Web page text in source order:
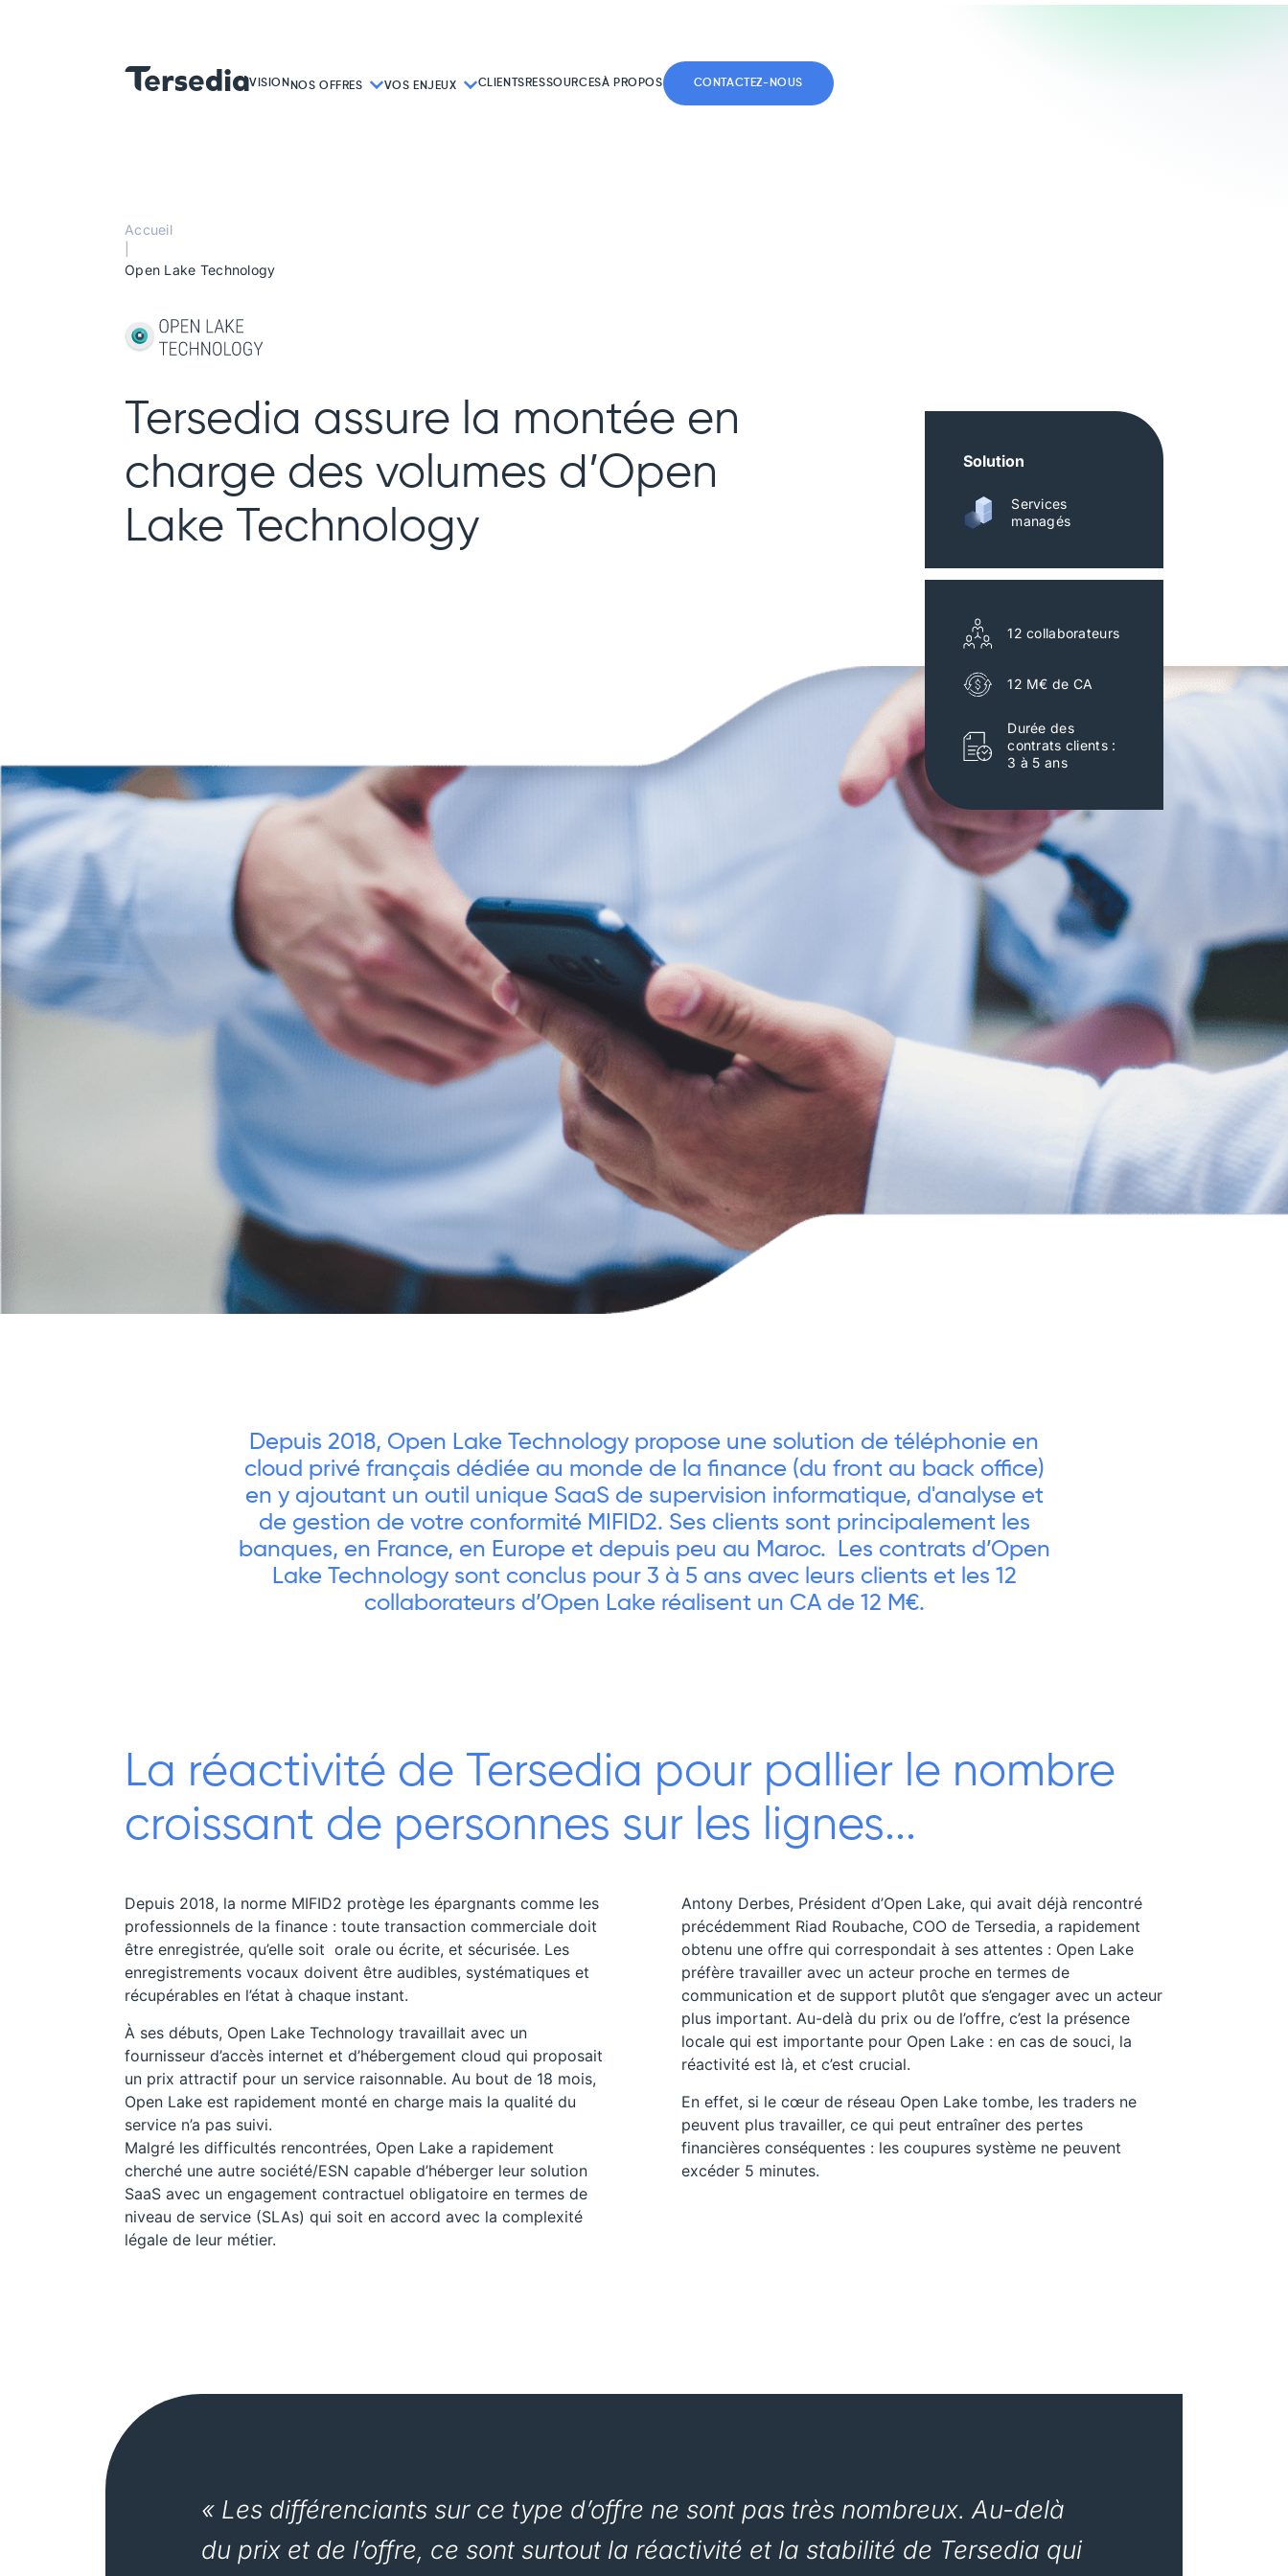
VISION NOS OFFRES VOS ENJEUX CLIENTS RESSOURCESÀ PROPOS CONTACTEZ-NOUS
Accueil
Open Lake Technology
Tersedia assure la montée en
charge des volumes d’Open
Lake Technology
Solution
Services
managés
12 collaborateurs
12 M€ de CA
Durée des
contrats clients :
3 à 5 ans
Depuis 2018, Open Lake Technology propose une solution de téléphonie en
cloud privé français dédiée au monde de la finance (du front au back office)
en y ajoutant un outil unique SaaS de supervision informatique, d'analyse et
de gestion de votre conformité MIFID2. Ses clients sont principalement les
banques, en France, en Europe et depuis peu au Maroc. Les contrats d’Open
Lake Technology sont conclus pour 3 à 5 ans avec leurs clients et les 12
collaborateurs d’Open Lake réalisent un CA de 12 M€.
La réactivité de Tersedia pour pallier le nombre
croissant de personnes sur les lignes...
Depuis 2018, la norme MIFID2 protège les épargnants comme les
professionnels de la finance : toute transaction commerciale doit
être enregistrée, qu’elle soit orale ou écrite, et sécurisée. Les
enregistrements vocaux doivent être audibles, systématiques et
récupérables en l’état à chaque instant.
À ses débuts, Open Lake Technology travaillait avec un
fournisseur d’accès internet et d’hébergement cloud qui proposait
un prix attractif pour un service raisonnable. Au bout de 18 mois,
Open Lake est rapidement monté en charge mais la qualité du
service n’a pas suivi.
Malgré les difficultés rencontrées, Open Lake a rapidement
cherché une autre société/ESN capable d’héberger leur solution
SaaS avec un engagement contractuel obligatoire en termes de
niveau de service (SLAs) qui soit en accord avec la complexité
légale de leur métier.
Antony Derbes, Président d’Open Lake, qui avait déjà rencontré
précédemment Riad Roubache, COO de Tersedia, a rapidement
obtenu une offre qui correspondait à ses attentes : Open Lake
préfère travailler avec un acteur proche en termes de
communication et de support plutôt que s’engager avec un acteur
plus important. Au-delà du prix ou de l’offre, c’est la présence
locale qui est importante pour Open Lake : en cas de souci, la
réactivité est là, et c’est crucial.
En effet, si le cœur de réseau Open Lake tombe, les traders ne
peuvent plus travailler, ce qui peut entraîner des pertes
financières conséquentes : les coupures système ne peuvent
excéder 5 minutes.
« Les différenciants sur ce type d’offre ne sont pas très nombreux. Au-delà
du prix et de l’offre, ce sont surtout la réactivité et la stabilité de Tersedia qui